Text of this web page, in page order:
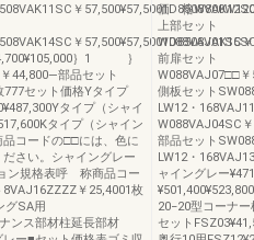
￥
￥
｝1 ｝
部品セット
777セット価格Yタイプ
タイプ（シャイ
タイプ（シャイン
品コードの□□には、色に
さい。シャイングレー
ン規格表呼 称商品コー
￥25,4001枚
グSA用
ンス部材柱延長部材
価 格
上部セット
W088VAJ01SC
前扉セット
W088VAJ07□□￥
側板セット
LW12・
W088VAJ04SC
部品セット
LW12・
ャイングレー
20−20型コーナ
セット